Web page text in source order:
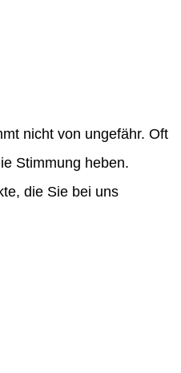
nicht von ungefähr. Oft
Stimmung heben.
die Sie bei uns